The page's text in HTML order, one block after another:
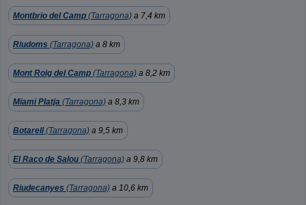
Montbrio del Camp (Tarragona) a 7,4 km
Riudoms (Tarragona) a 8 km
Mont Roig del Camp (Tarragona) a 8,2 km
Miami Platja (Tarragona) a 8,3 km
Botarell(Tarragona) a 9,5 km
El Raco de Salou (Tarragona) a 9,8 km
Riudecanyes (Tarragona) a 10,6 km